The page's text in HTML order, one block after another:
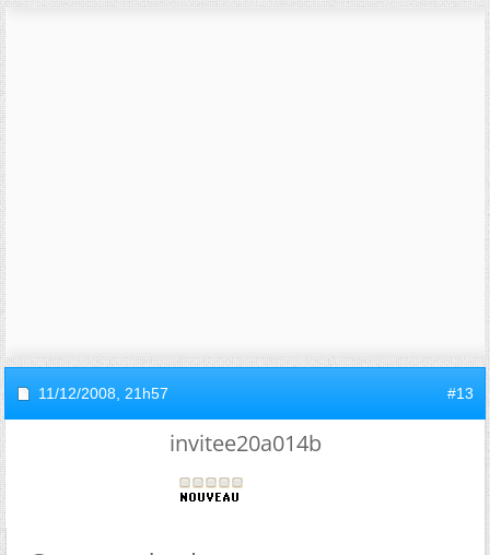
11/12/2008, 21h57 #13
invitee20a014b